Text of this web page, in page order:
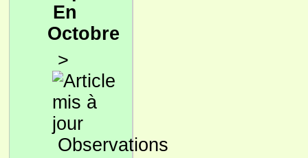
En
Octobre
>
Observations